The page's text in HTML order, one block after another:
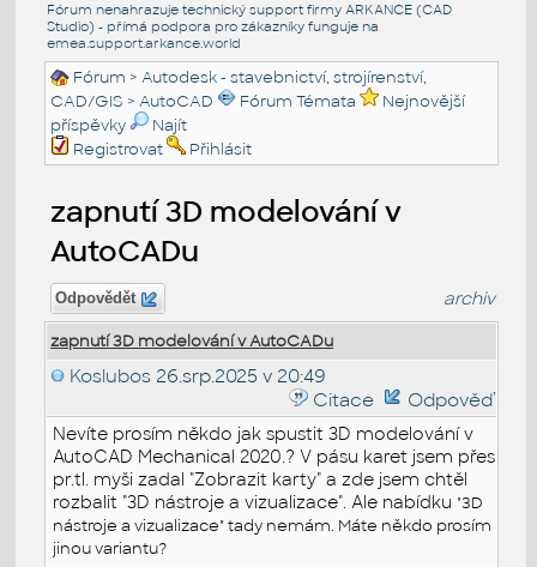
Fórum nenahrazuje technický support firmy ARKANCE (CAD
Studio) - přímá podpora pro zákazníky funguje na
emea.support.arkance.world
Fórum >Autodesk - stavebnictví, strojírenství,
CAD/GIS >AutoCAD Fórum Témata
Nejnovější
příspěvky
Najít
Registrovat
Přihlásit
zapnutí 3D modelování v
AutoCADu
Odpovědět archiv
zapnutí 3D modelování v AutoCADu
Koslubos 26.srp.2025 v 20:49
Citace
Odpověď
Nevíte prosím někdo jak spustit 3D modelování v
AutoCAD Mechanical 2020.? V pásu karet jsem přes
pr.tl. myši zadal "Zobrazit karty" a zde jsem chtěl
rozbalit "3D nástroje a vizualizace". Ale nabídku "3D
nástroje a vizualizace" tady nemám. Máte někdo prosím
jinou variantu?